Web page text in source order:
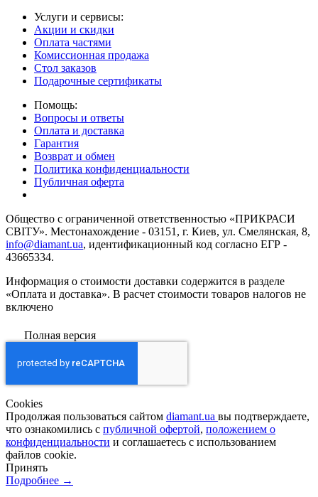
Услуги и сервисы:
Акции и скидки
Оплата частями
Комиссионная продажа
Стол заказов
Подарочные сертификаты
Помощь:
Вопросы и ответы
Оплата и доставка
Гарантия
Возврат и обмен
Политика конфиденциальности
Публичная оферта
Общество с ограниченной ответственностью «ПРИКРАСИ
СВІТУ». Местонахождение - 03151, г. Киев, ул. Смелянская, 8,
info@diamant.ua, идентификационный код согласно ЕГР -
43665334.
Информация о стоимости доставки содержится в разделе
«Оплата и доставка». В расчет стоимости товаров налогов не
включено
Полная версия
Сookies
Продолжая пользоваться сайтом diamant.ua вы подтверждаете,
что ознакомились с публичной офертой, положением о
конфиденциальности и соглашаетесь с использованием
файлов cookie.
Принять
Подробнее →